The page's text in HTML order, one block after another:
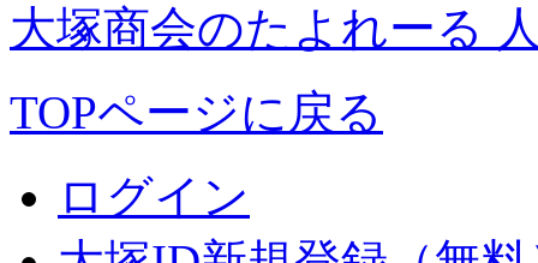
大塚商会のたよれーる
TOPページに戻る
ログイン